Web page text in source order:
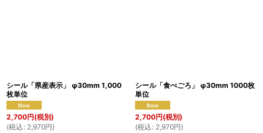
シール「県産表示」 φ30mm 1,000
枚単位
2,700円(税別)
(税込 : 2,970円)
シール「食べごろ」 φ30mm 1000枚
単位
2,700円(税別)
(税込 : 2,970円)